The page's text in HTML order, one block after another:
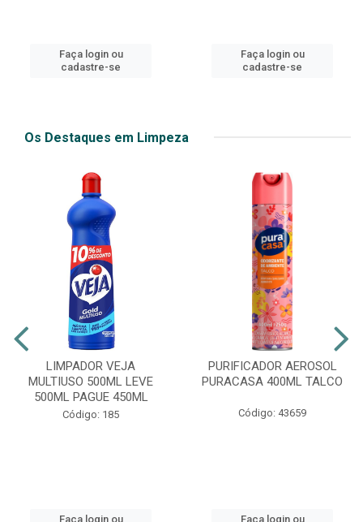
Faça login ou
cadastre-se
Faça login ou
cadastre-se
Os Destaques em Limpeza
LIMPADOR VEJA
MULTIUSO 500ML LEVE
500ML PAGUE 450ML
Código: 185
Faça login ou
PURIFICADOR AEROSOL
PURACASA 400ML TALCO
Código: 43659
Faça login ou